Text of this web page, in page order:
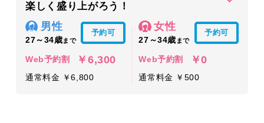
楽しく盛り上がろう！
男性
27～34歳まで
予約可
Web予約割 ￥6,300
通常料金 ￥6,800
女性
27～34歳 まで
予約可
Web予約割 ￥0
通常料金 ￥500